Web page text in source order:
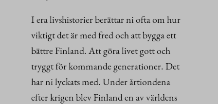
I era livshistorier berättar ni ofta om hur
viktigt det är med fred och att bygga ett
bättre Finland. Att göra livet gott och
tryggt för kommande generationer. Det
har ni lyckats med. Under årtiondena
efter krigen blev Finland en av världens